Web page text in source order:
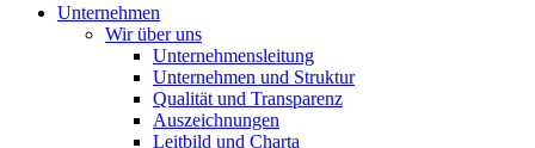
Unternehmen
Wir über uns
Unternehmensleitung
Unternehmen und Struktur
Qualität und Transparenz
Auszeichnungen
Leitbild und Charta